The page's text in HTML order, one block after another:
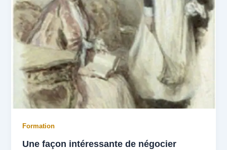
Formation
Une façon intéressante de négocier